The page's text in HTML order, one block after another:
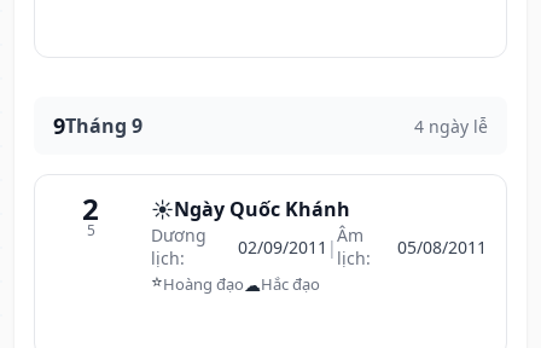
9Tháng 9 4 ngày lễ
2
5
☀️Ngày Quốc Khánh
Dương
lịch:
02/09/2011 |Âm
lịch:
05/08/2011
⭐Hoàng đạo☁Hắc đạo